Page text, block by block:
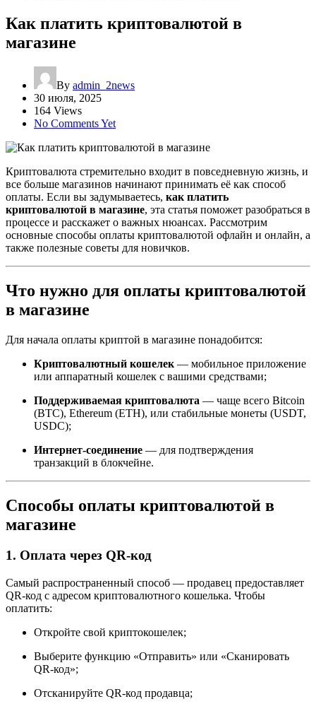
Как платить криптовалютой в
магазине
By admin_2news
30 июля, 2025
164 Views
No Comments Yet
Криптовалюта стремительно входит в повседневную жизнь, и
все больше магазинов начинают принимать её как способ
оплаты. Если вы задумываетесь, как платить
криптовалютой в магазине, эта статья поможет разобраться в
процессе и расскажет о важных нюансах. Рассмотрим
основные способы оплаты криптовалютой офлайн и онлайн, а
также полезные советы для новичков.
Что нужно для оплаты криптовалютой
в магазине
Для начала оплаты криптой в магазине понадобится:
Криптовалютный кошелек — мобильное приложение
или аппаратный кошелек с вашими средствами;
Поддерживаемая криптовалюта — чаще всего Bitcoin
(BTC), Ethereum (ETH), или стабильные монеты (USDT,
USDC);
Интернет-соединение — для подтверждения
транзакций в блокчейне.
Способы оплаты криптовалютой в
магазине
1. Оплата через QR-код
Самый распространенный способ — продавец предоставляет
QR-код с адресом криптовалютного кошелька. Чтобы
оплатить:
Откройте свой криптокошелек;
Выберите функцию «Отправить» или «Сканировать
QR-код»;
Отсканируйте QR-код продавца;